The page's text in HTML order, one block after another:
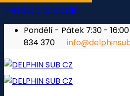
Přeskočit na obsah
Pondělí - Pátek 7:30 -
834 370